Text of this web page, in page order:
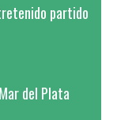
partido
del Plata